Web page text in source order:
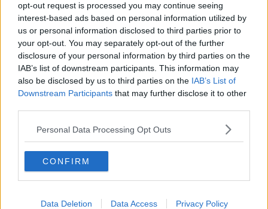
opt-out request is processed you may continue seeing
interest-based ads based on personal information utilized by
us or personal information disclosed to third parties prior to
your opt-out. You may separately opt-out of the further
disclosure of your personal information by third parties on the
IAB’s list of downstream participants. This information may
also be disclosed by us to third parties on the IAB’s List of
Downstream Participants that may further disclose it to other
Personal Data Processing Opt Outs
CONFIRM
Data Deletion Data Access Privacy Policy